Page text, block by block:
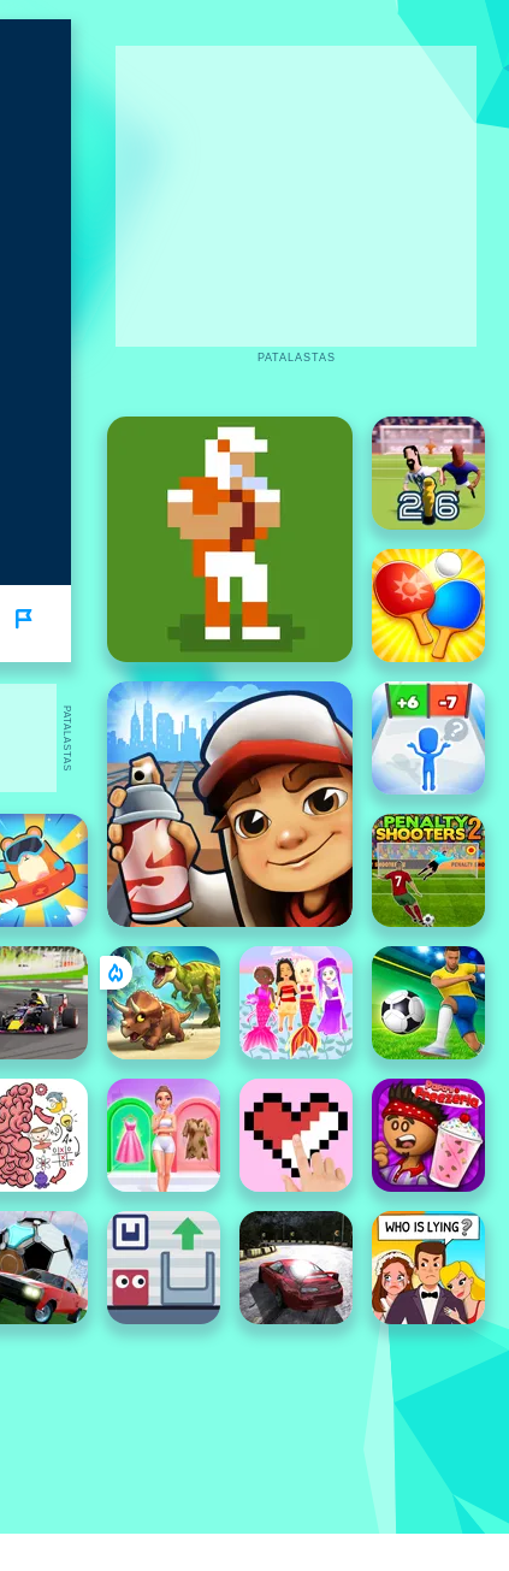
PATALASTAS
PATALASTAS